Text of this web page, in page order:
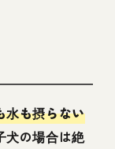
水も摂らない
犬の場合は絶